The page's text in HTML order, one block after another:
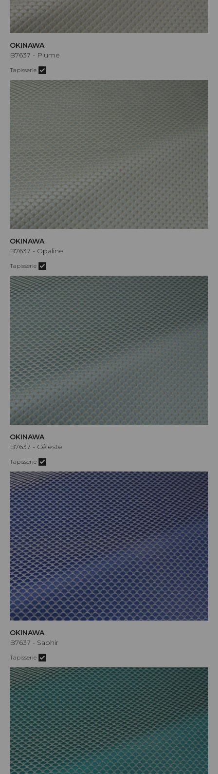
OKINAWA
B7637 - Plume
Tapisserie
OKINAWA
B7637 - Opaline
Tapisserie
OKINAWA
B7637 - Céleste
Tapisserie
OKINAWA
B7637 - Saphir
Tapisserie